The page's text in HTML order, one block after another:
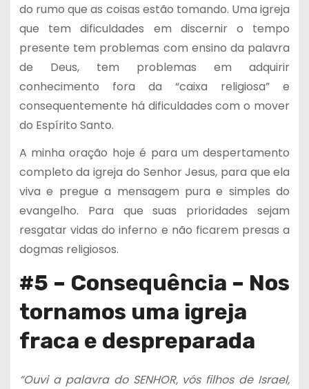
do rumo que as coisas estão tomando. Uma igreja
que tem dificuldades em discernir o tempo
presente tem problemas com ensino da palavra
de Deus, tem problemas em adquirir
conhecimento fora da “caixa religiosa” e
consequentemente há dificuldades com o mover
do Espírito Santo.
A minha oração hoje é para um despertamento
completo da igreja do Senhor Jesus, para que ela
viva e pregue a mensagem pura e simples do
evangelho. Para que suas prioridades sejam
resgatar vidas do inferno e não ficarem presas a
dogmas religiosos.
#5 – Consequência – Nos
tornamos uma igreja
fraca e despreparada
“Ouvi a palavra do SENHOR, vós filhos de Israel,